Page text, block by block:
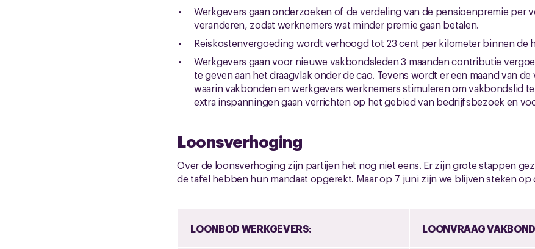
Werkgevers gaan onderzoeken of de verdeling van de pensioenpremie per
veranderen, zodat werknemers wat minder premie gaan betalen.
Reiskostenvergoeding wordt verhoogd tot 23 cent per kilometer binnen de
Werkgevers gaan voor nieuwe vakbondsleden 3 maanden contributie
te geven aan het draagvlak onder de cao. Tevens wordt er een maand van
waarin vakbonden en werkgevers werknemers stimuleren om vakbondslid
extra inspanningen gaan verrichten op het gebied van bedrijfsbezoek en
Loonsverhoging
Over de loonsverhoging zijn partijen het nog niet eens. Er zijn grote stappen
de tafel hebben hun mandaat opgerekt. Maar op 7 juni zijn we blijven steken op
LOONBOD WERKGEVERS: LOONVRAAG